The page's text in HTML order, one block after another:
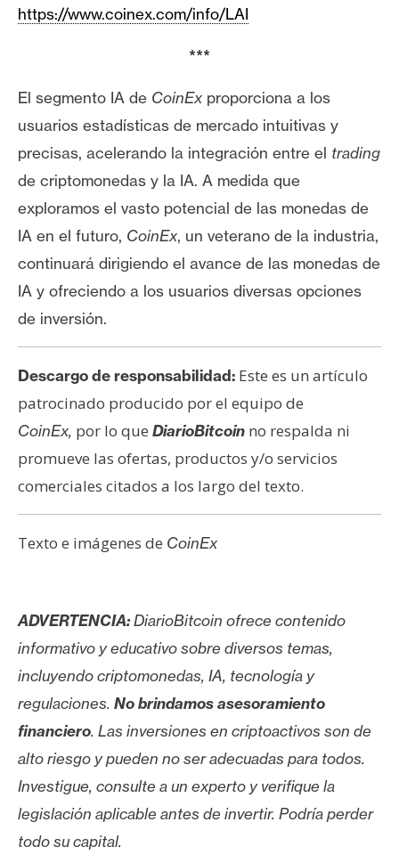
https://www.coinex.com/info/LAI
***
El segmento IA de CoinEx proporciona a los
usuarios estadísticas de mercado intuitivas y
precisas, acelerando la integración entre el trading
de criptomonedas y la IA. A medida que
exploramos el vasto potencial de las monedas de
IA en el futuro, CoinEx, un veterano de la industria,
continuará dirigiendo el avance de las monedas de
IA y ofreciendo a los usuarios diversas opciones
de inversión.
Descargo de responsabilidad: Este es un artículo
patrocinado producido por el equipo de
CoinEx, por lo que DiarioBitcoin no respalda ni
promueve las ofertas, productos y/o servicios
comerciales citados a los largo del texto.
Texto e imágenes de CoinEx
ADVERTENCIA:DiarioBitcoin ofrece contenido
informativo y educativo sobre diversos temas,
incluyendo criptomonedas, IA, tecnología y
regulaciones. No brindamos asesoramiento
financiero. Las inversiones en criptoactivos son de
alto riesgo y pueden no ser adecuadas para todos.
Investigue, consulte a un experto y verifique la
legislación aplicable antes de invertir. Podría perder
todo su capital.